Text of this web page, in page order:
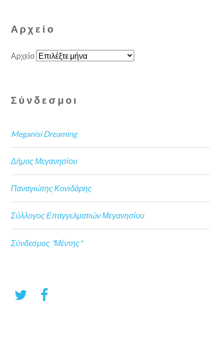
Αρχείο
Αρχείο
Σύνδεσμοι
Meganisi Dreaming
Δήμος Μεγανησίου
Παναγιώτης Κονιδάρης
Σύλλογος Επαγγελματιών Μεγανησίου
Σύνδεσμος "Μέντης"